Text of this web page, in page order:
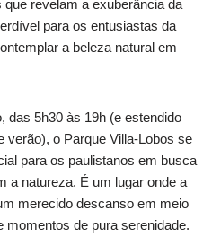
revelam a exuberância da
para os entusiastas da
a beleza natural em
das 5h30 às 19h (e estendido
verão), o Parque Villa-Lobos se
para os paulistanos em busca
a natureza. É um lugar onde a
merecido descanso em meio
de pura serenidade.